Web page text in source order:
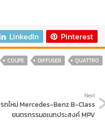
LinkedIn
Pinterest
COUPE DIFFUSER
QUATTRO
Next
รถใหม่ Mercedes-Benz B-Class
ยนตรกรรมอเนกประสงค์ MPV